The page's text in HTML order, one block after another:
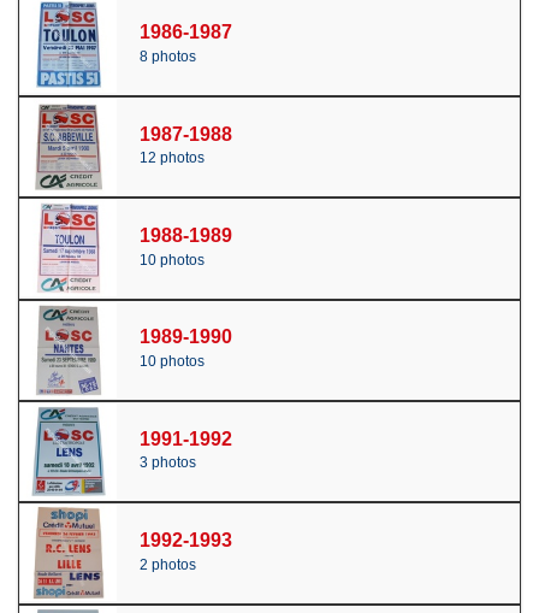
1986-1987
8 photos
1987-1988
12 photos
1988-1989
10 photos
1989-1990
10 photos
1991-1992
3 photos
1992-1993
2 photos